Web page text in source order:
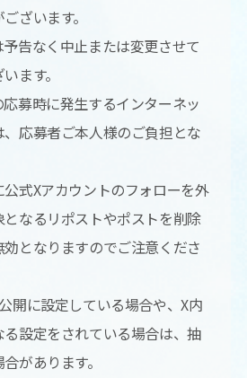
ざいます。
予告なく中止または変更させて
ます。
応募時に発生するインターネッ
、応募者ご本人様のご負担とな
公式Xアカウントのフォローを外
となるリポストやポストを削除
となりますのでご注意くださ
開に設定している場合や、X内
設定をされている場合は、抽
があります。